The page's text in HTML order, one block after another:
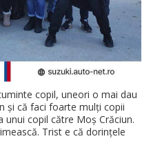
copil, uneori o mai dau
și că faci foarte mulți copii
unui copil către Moș Crăciun.
Trist e că dorințele